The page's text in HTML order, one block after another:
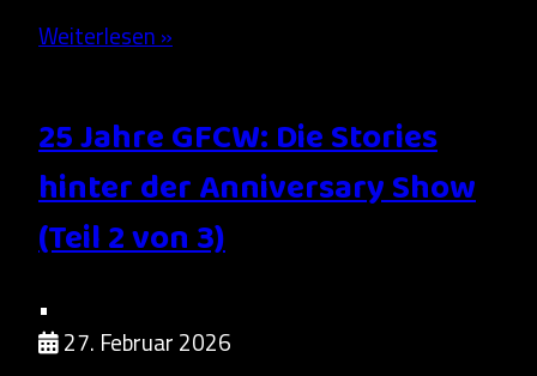
Weiterlesen »
25 Jahre GFCW: Die Stories
hinter der Anniversary Show
(Teil 2 von 3)
•
27. Februar 2026